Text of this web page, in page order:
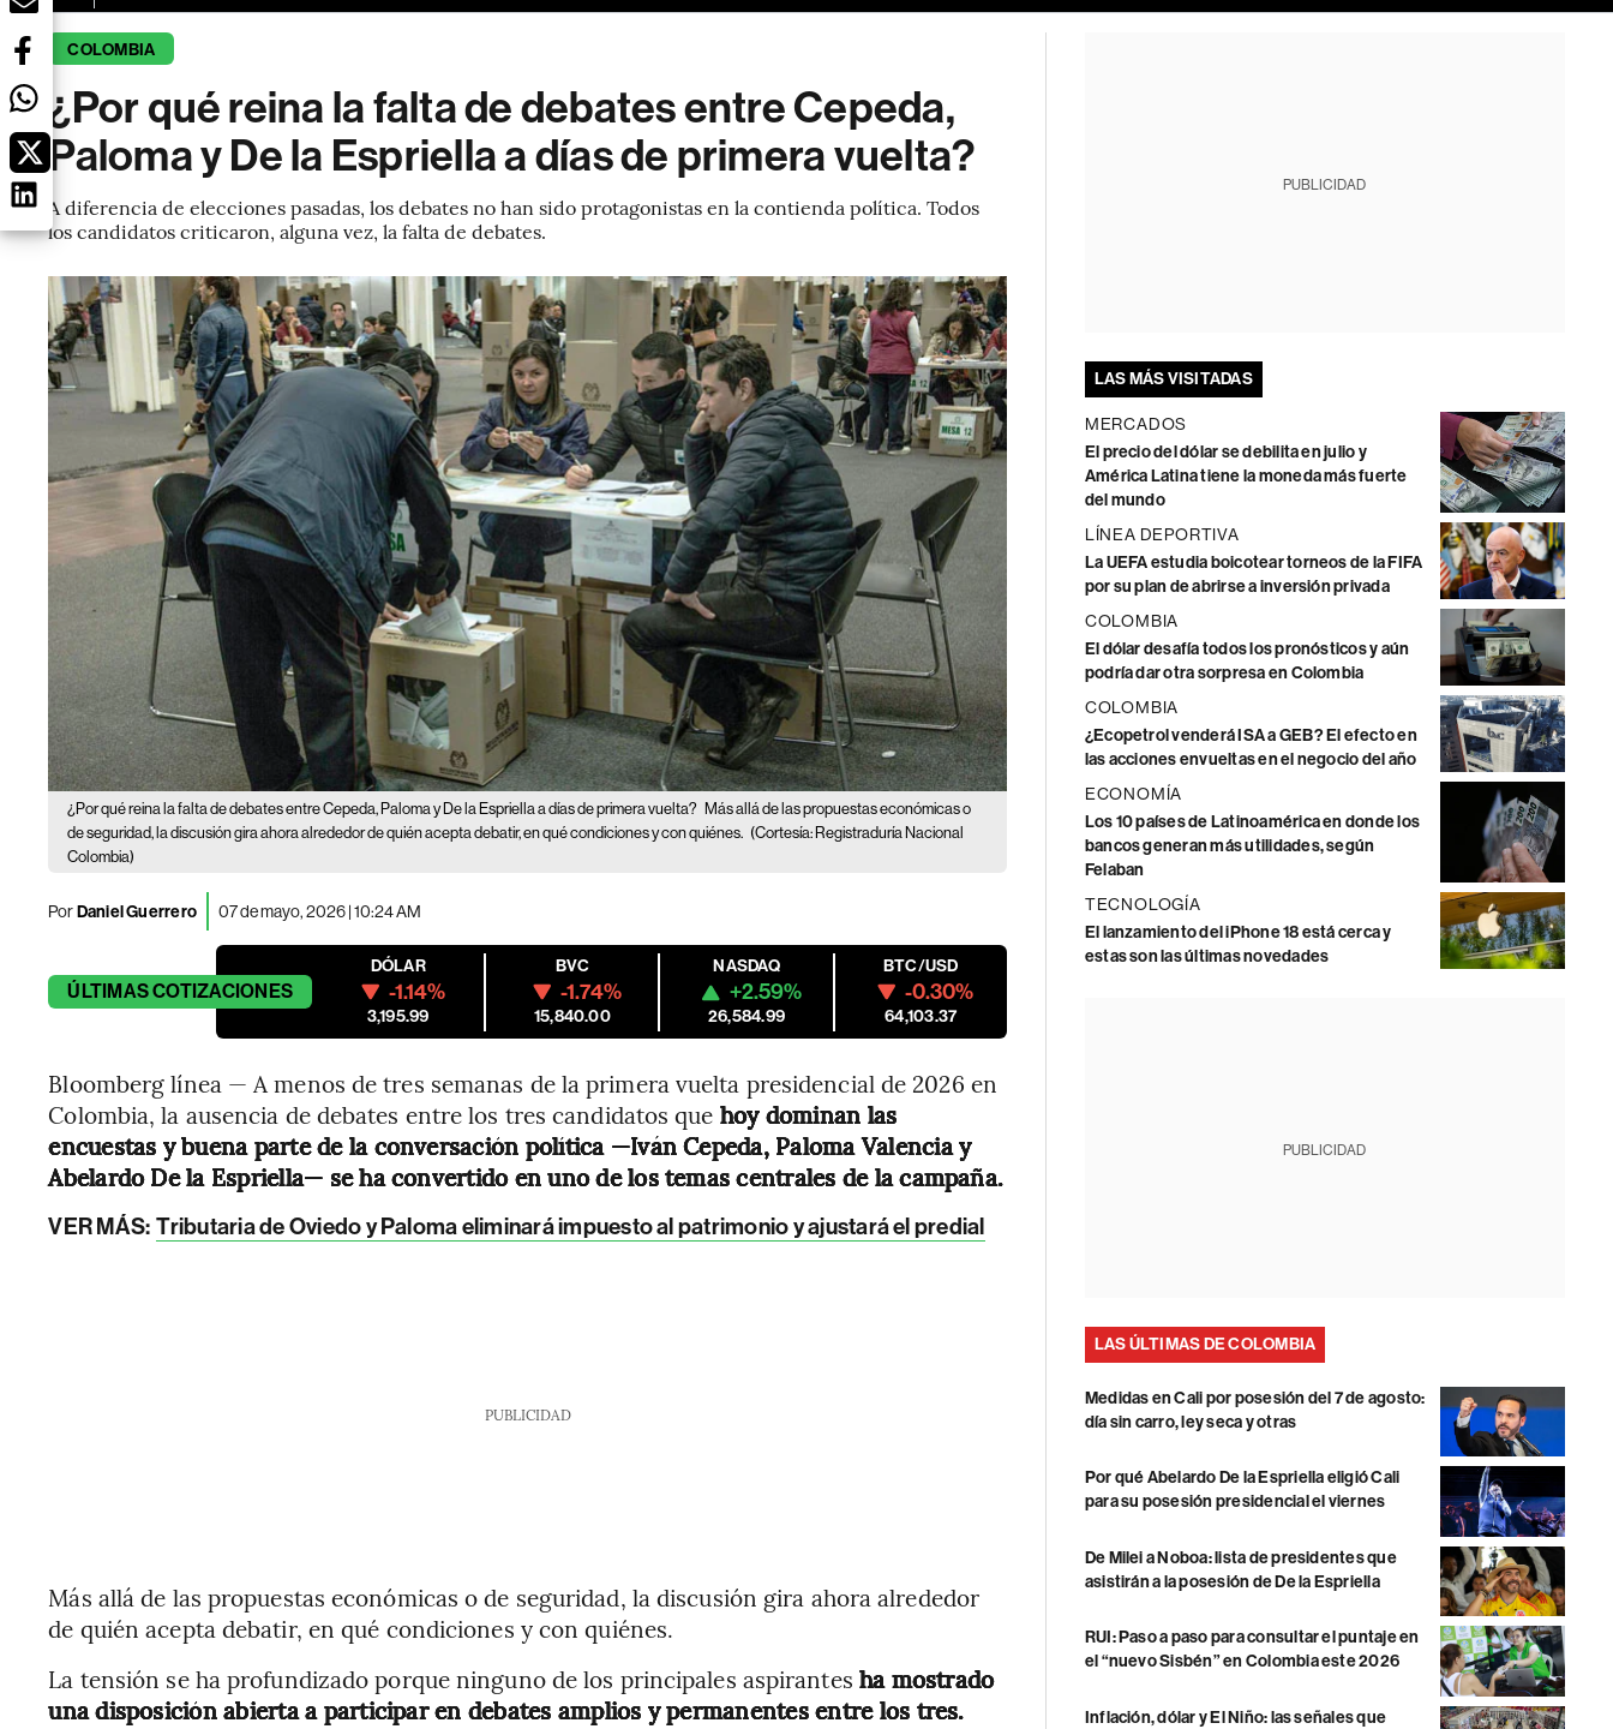
COLOMBIA
¿Por qué reina la falta de debates entre Cepeda,
Paloma y De la Espriella a días de primera vuelta?
A diferencia de elecciones pasadas, los debates no han sido protagonistas en la contienda política. Todos
los candidatos criticaron, alguna vez, la falta de debates.
¿Por qué reina la falta de debates entre Cepeda, Paloma y De la Espriella a días de primera vuelta? Más allá de las propuestas económicas o
de seguridad, la discusión gira ahora alrededor de quién acepta debatir, en qué condiciones y con quiénes. (Cortesía: Registraduría Nacional
Colombia)
PorDaniel Guerrero 07 de mayo, 2026 | 10:24 AM
ÚLTIMASCOTIZACIONES
DÓLAR
-1.14%
3,195.99
BVC
-1.74%
15,840.00
NASDAQ
+2.59%
26,584.99
BTC/USD
-0.30%
64,103.37
Bloomberg línea — A menos de tres semanas de la primera vuelta presidencial de 2026 en
Colombia, la ausencia de debates entre los tres candidatos que hoy dominan las
encuestas y buena parte de la conversación política —Iván Cepeda, Paloma Valencia y
Abelardo De la Espriella— se ha convertido en uno de los temas centrales de la campaña.
VER MÁS: Tributaria de Oviedo y Paloma eliminará impuesto al patrimonio y ajustará el predial
PUBLICIDAD
Más allá de las propuestas económicas o de seguridad, la discusión gira ahora alrededor
de quién acepta debatir, en qué condiciones y con quiénes.
La tensión se ha profundizado porque ninguno de los principales aspirantes ha mostrado
una disposición abierta a participar en debates amplios y permanentes entre los tres.
PUBLICIDAD
LAS MÁS VISITADAS
MERCADOS
El precio del dólar se debilita en julio y
América Latina tiene la moneda más fuerte
del mundo
LÍNEA DEPORTIVA
La UEFA estudia boicotear torneos de la FIFA
por su plan de abrirse a inversión privada
COLOMBIA
El dólar desafía todos los pronósticos y aún
podría dar otra sorpresa en Colombia
COLOMBIA
¿Ecopetrol venderá ISA a GEB? El efecto en
las acciones envueltas en el negocio del año
ECONOMÍA
Los 10 países de Latinoamérica en donde los
bancos generan más utilidades, según
Felaban
TECNOLOGÍA
El lanzamiento del iPhone 18 está cerca y
estas son las últimas novedades
PUBLICIDAD
LAS ÚLTIMAS DE COLOMBIA
Medidas en Cali por posesión del 7 de agosto:
día sin carro, ley seca y otras
Por qué Abelardo De la Espriella eligió Cali
para su posesión presidencial el viernes
De Milei a Noboa: lista de presidentes que
asistirán a la posesión de De la Espriella
RUI: Paso a paso para consultar el puntaje en
el “nuevo Sisbén” en Colombia este 2026
Inflación, dólar y El Niño: las señales que